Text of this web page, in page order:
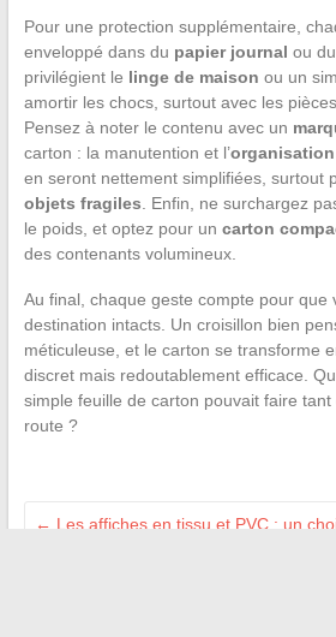
Pour une protection supplémentaire,
enveloppé dans du papier journal ou du
privilégient le linge de maison ou un
amortir les chocs, surtout avec les
Pensez à noter le contenu avec un
carton : la manutention et l’
en seront nettement simplifiées, surtout
objets fragiles . Enfin, ne surchargez
le poids, et optez pour un carton
des contenants volumineux.
Au final, chaque geste compte pour que
destination intacts. Un croisillon bien
méticuleuse, et le carton se transforme
discret mais redoutablement efficace.
simple feuille de carton pouvait faire
route ?
← Les affiches en tissu et PVC : un